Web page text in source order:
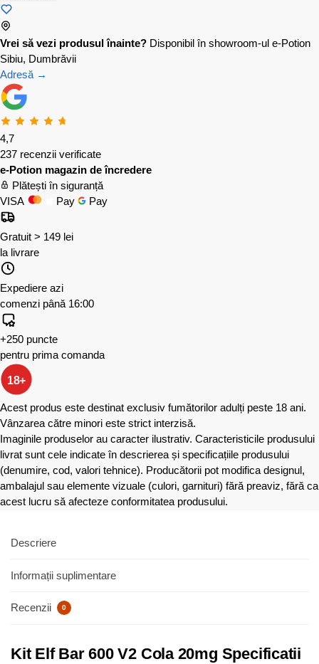
Vrei să vezi produsul înainte? Disponibil în showroom-ul e-Potion
Sibiu, Dumbrăvii
Adresă →
4,7
237 recenzii verificate
e-Potion magazin de încredere
Plătești în siguranță
VISA
Pay Pay
Gratuit > 149 lei
la livrare
Expediere azi
comenzi până 16:00
+250 puncte
pentru prima comanda
18+
Acest produs este destinat exclusiv fumătorilor adulți peste 18 ani.
Vânzarea către minori este strict interzisă.
Imaginile produselor au caracter ilustrativ. Caracteristicile produsului
livrat sunt cele indicate în descrierea și specificațiile produsului
(denumire, cod, valori tehnice). Producătorii pot modifica designul,
ambalajul sau elemente vizuale (culori, garnituri) fără preaviz, fără ca
acest lucru să afecteze conformitatea produsului.
Descriere
Informații suplimentare
Recenzii 0
Kit Elf Bar 600 V2 Cola 20mg Specificatii